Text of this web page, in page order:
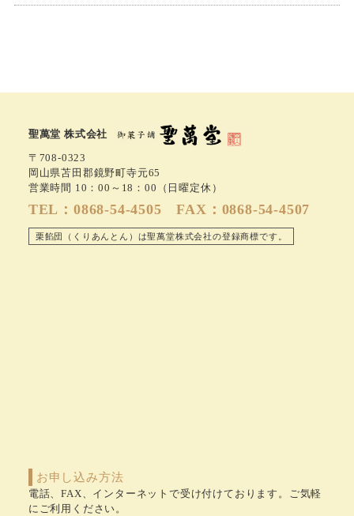
聖萬堂 株式会社
〒708-0323
岡山県苫田郡鏡野町寺元65
営業時間 10：00～18：00（日曜定休）
TEL：0868-54-4505 FAX：0868-54-4507
栗餡団（くりあんとん）は聖萬堂株式会社の登録商標です。
お申し込み方法
電話、FAX、インターネットで受け付けております。ご気軽
にご利用ください。